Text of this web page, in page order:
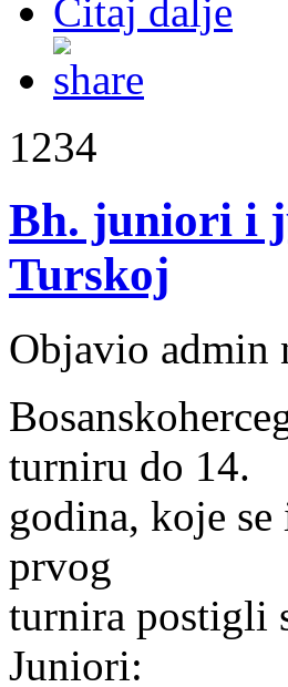
Čitaj dalje
1234
Bh. juniori i
Turskoj
Objavio admin
turniru do 14.
godina, koje
prvog
turnira postigli
Juniori: